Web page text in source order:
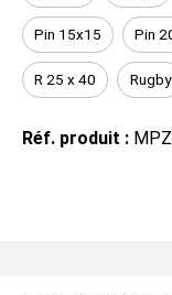
Pin 15x15 Pin
R 25 x 40 Rugby
Réf. produit :